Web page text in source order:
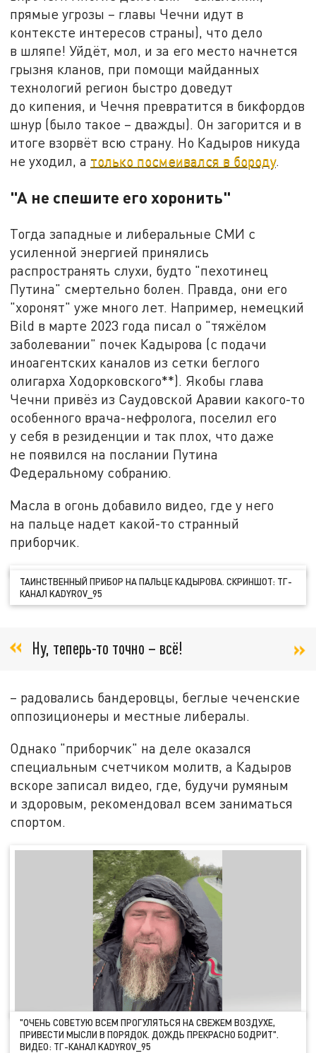
прямые угрозы – главы Чечни идут в
контексте интересов страны), что дело
в шляпе! Уйдёт, мол, и за его место начнется
грызня кланов, при помощи майданных
технологий регион быстро доведут
до кипения, и Чечня превратится в бикфордов
шнур (было такое – дважды). Он загорится и в
итоге взорвёт всю страну. Но Кадыров никуда
не уходил, а только посмеивался в бороду.
"А не спешите его хоронить"
Тогда западные и либеральные СМИ с
усиленной энергией принялись
распространять слухи, будто "пехотинец
Путина" смертельно болен. Правда, они его
"хоронят" уже много лет. Например, немецкий
Bild в марте 2023 года писал о "тяжёлом
заболевании" почек Кадырова (с подачи
иноагентских каналов из сетки беглого
олигарха Ходорковского**). Якобы глава
Чечни привёз из Саудовской Аравии какого-то
особенного врача-нефролога, поселил его
у себя в резиденции и так плох, что даже
не появился на послании Путина
Федеральному собранию.
Масла в огонь добавило видео, где у него
на пальце надет какой-то странный
приборчик.
ТАИНСТВЕННЫЙ ПРИБОР НА ПАЛЬЦЕ КАДЫРОВА. СКРИНШОТ: ТГ-
КАНАЛ KADYROV_95
Ну, теперь-то точно – всё!
– радовались бандеровцы, беглые чеченские
оппозиционеры и местные либералы.
Однако "приборчик" на деле оказался
специальным счетчиком молитв, а Кадыров
вскоре записал видео, где, будучи румяным
и здоровым, рекомендовал всем заниматься
спортом.
"ОЧЕНЬ СОВЕТУЮ ВСЕМ ПРОГУЛЯТЬСЯ НА СВЕЖЕМ ВОЗДУХЕ,
ПРИВЕСТИ МЫСЛИ В ПОРЯДОК. ДОЖДЬ ПРЕКРАСНО БОДРИТ".
ВИДЕО: ТГ-КАНАЛ KADYROV_95